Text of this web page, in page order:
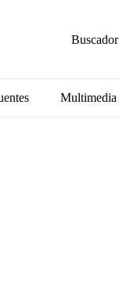
Buscador
Multimedia